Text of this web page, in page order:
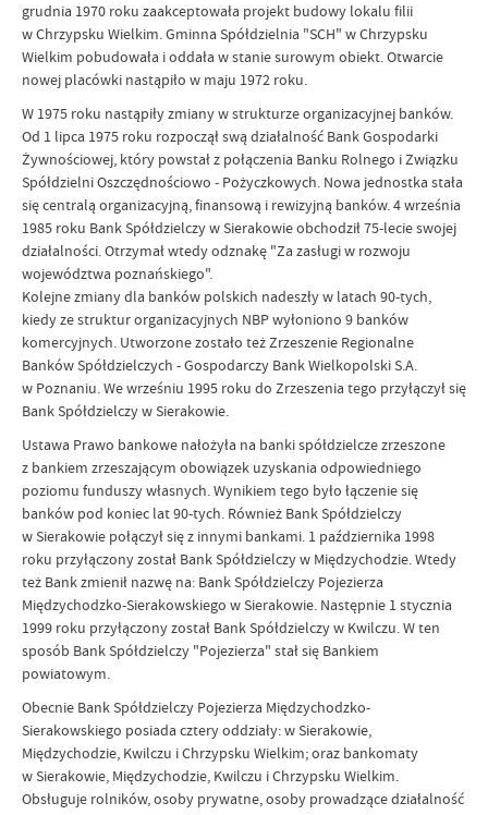
grudnia 1970 roku zaakceptowała projekt budowy lokalu filii
w Chrzypsku Wielkim. Gminna Spółdzielnia "SCH" w Chrzypsku
Wielkim pobudowała i oddała w stanie surowym obiekt. Otwarcie
nowej placówki nastąpiło w maju 1972 roku.
W 1975 roku nastąpiły zmiany w strukturze organizacyjnej banków.
Od 1 lipca 1975 roku rozpoczął swą działalność Bank Gospodarki
Żywnościowej, który powstał z połączenia Banku Rolnego i Związku
Spółdzielni Oszczędnościowo - Pożyczkowych. Nowa jednostka stała
się centralą organizacyjną, finansową i rewizyjną banków. 4 września
1985 roku Bank Spółdzielczy w Sierakowie obchodził 75-lecie swojej
działalności. Otrzymał wtedy odznakę "Za zasługi w rozwoju
województwa poznańskiego".
Kolejne zmiany dla banków polskich nadeszły w latach 90-tych,
kiedy ze struktur organizacyjnych NBP wyłoniono 9 banków
komercyjnych. Utworzone zostało też Zrzeszenie Regionalne
Banków Spółdzielczych - Gospodarczy Bank Wielkopolski S.A.
w Poznaniu. We wrześniu 1995 roku do Zrzeszenia tego przyłączył się
Bank Spółdzielczy w Sierakowie.
Ustawa Prawo bankowe nałożyła na banki spółdzielcze zrzeszone
z bankiem zrzeszającym obowiązek uzyskania odpowiedniego
poziomu funduszy własnych. Wynikiem tego było łączenie się
banków pod koniec lat 90-tych. Również Bank Spółdzielczy
w Sierakowie połączył się z innymi bankami. 1 października 1998
roku przyłączony został Bank Spółdzielczy w Międzychodzie. Wtedy
też Bank zmienił nazwę na: Bank Spółdzielczy Pojezierza
Międzychodzko-Sierakowskiego w Sierakowie. Następnie 1 stycznia
1999 roku przyłączony został Bank Spółdzielczy w Kwilczu. W ten
sposób Bank Spółdzielczy "Pojezierza" stał się Bankiem
powiatowym.
Obecnie Bank Spółdzielczy Pojezierza Międzychodzko-
Sierakowskiego posiada cztery oddziały: w Sierakowie,
Międzychodzie, Kwilczu i Chrzypsku Wielkim; oraz bankomaty
w Sierakowie, Międzychodzie, Kwilczu i Chrzypsku Wielkim.
Obsługuje rolników, osoby prywatne, osoby prowadzące działalność